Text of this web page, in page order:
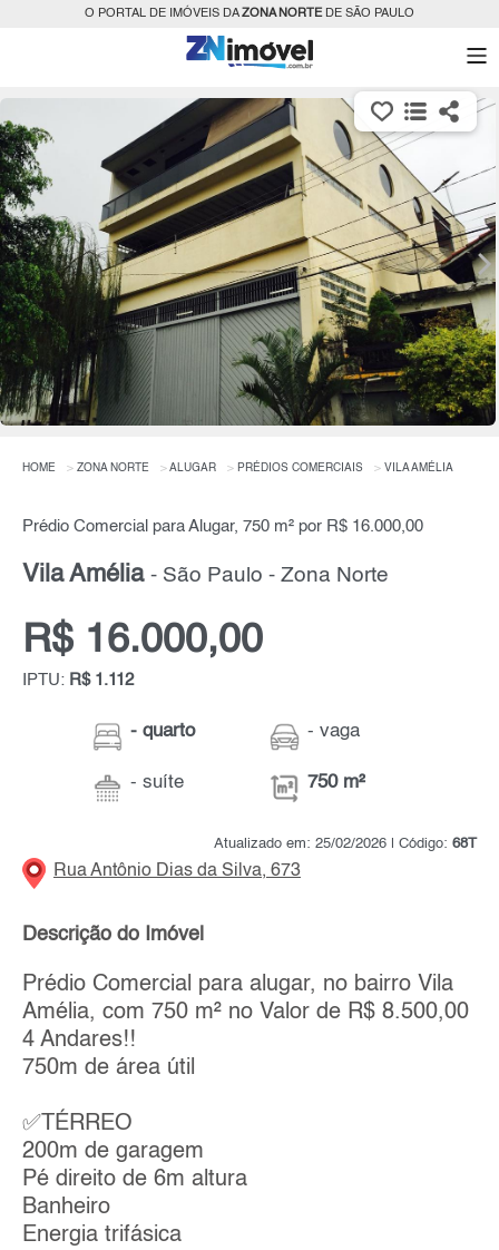
O PORTAL DE IMÓVEIS DAZONA NORTEDE SÃO PAULO
HOME ZONA NORTE ALUGAR PRÉDIOS COMERCIAIS VILA AMÉLIA
Prédio Comercial para Alugar, 750 m² por R$ 16.000,00
Vila Amélia - São Paulo - Zona Norte
R$ 16.000,00
IPTU: R$ 1.112
- quarto
- suíte
- vaga
750 m²
Atualizado em: 25/02/2026 | Código: 68T
Rua Antônio Dias da Silva, 673
Descrição do Imóvel
Prédio Comercial para alugar, no bairro Vila
Amélia, com 750 m² no Valor de R$ 8.500,00
4 Andares!!
750m de área útil
✅TÉRREO
200m de garagem
Pé direito de 6m altura
Banheiro
Energia trifásica